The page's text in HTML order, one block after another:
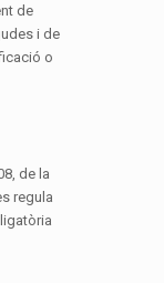
de
i de
o
de la
regula